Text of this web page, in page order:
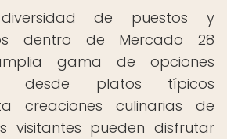
de puestos y
dentro de Mercado 28
gama de opciones
desde platos típicos
creaciones culinarias de
visitantes pueden disfrutar